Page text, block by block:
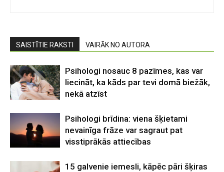
SAISTĪTIE RAKSTI VAIRĀK NO AUTORA
Psihologi nosauc 8 pazīmes, kas var
liecināt, ka kāds par tevi domā biežāk,
nekā atzīst
Psihologi brīdina: viena šķietami
nevainīga frāze var sagraut pat
visstiprākās attiecības
15 galvenie iemesli, kāpēc pāri šķiras